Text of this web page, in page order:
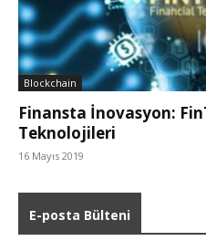
Blockchain
Finansta İnovasyon:
Teknolojileri
16 Mayıs 2019
E-posta Bülteni